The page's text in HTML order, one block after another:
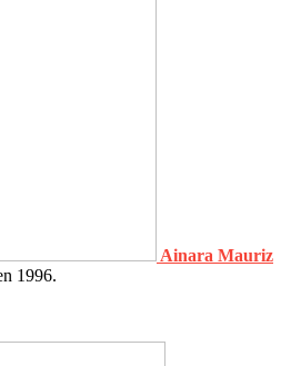
Ainara Mauriz
1996.